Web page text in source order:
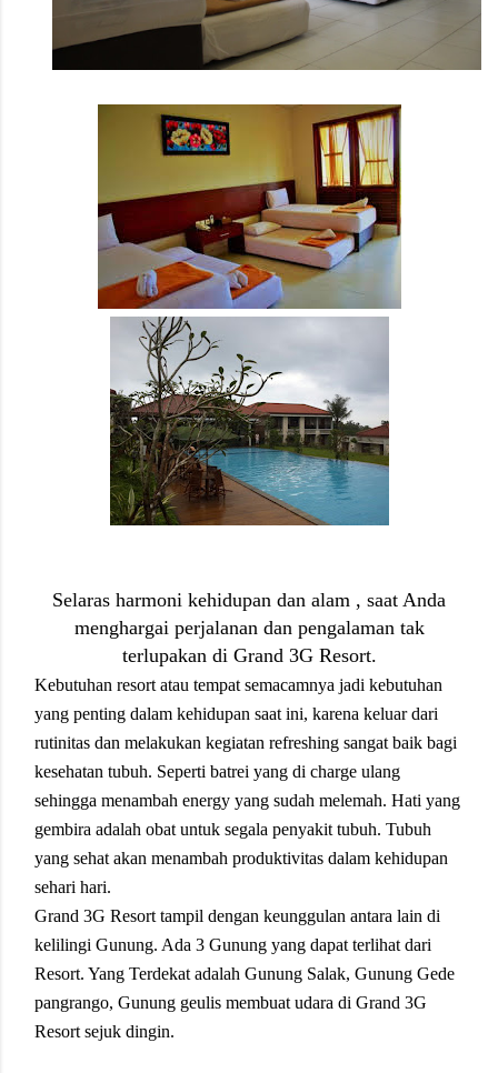
Selaras harmoni kehidupan dan alam , saat Anda
menghargai perjalanan dan pengalaman tak
terlupakan di Grand 3G Resort.
Kebutuhan resort atau tempat semacamnya jadi kebutuhan
yang penting dalam kehidupan saat ini, karena keluar dari
rutinitas dan melakukan kegiatan refreshing sangat baik bagi
kesehatan tubuh. Seperti batrei yang di charge ulang
sehingga menambah energy yang sudah melemah. Hati yang
gembira adalah obat untuk segala penyakit tubuh. Tubuh
yang sehat akan menambah produktivitas dalam kehidupan
sehari hari.
Grand 3G Resort tampil dengan keunggulan antara lain di
kelilingi Gunung. Ada 3 Gunung yang dapat terlihat dari
Resort. Yang Terdekat adalah Gunung Salak, Gunung Gede
pangrango, Gunung geulis membuat udara di Grand 3G
Resort sejuk dingin.